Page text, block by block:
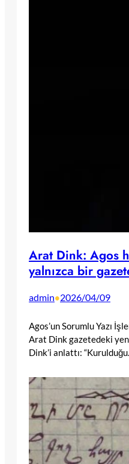
Arat Dink: Agos
yalnızca bir
admin•2026/04/09
Agos’un Sorumlu Yazı
Arat Dink gazetedeki
Dink’i anlattı: